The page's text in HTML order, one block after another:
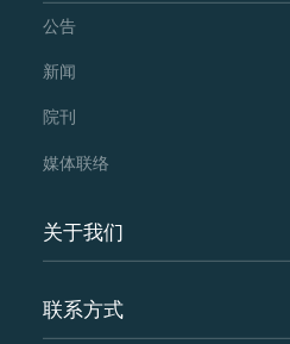
公告
新闻
院刊
媒体联络
关于我们
联系方式